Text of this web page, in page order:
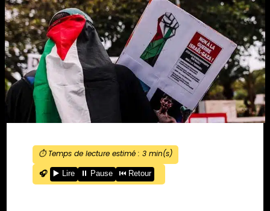
⏱️ Temps de lecture estimé : 3min(s)
🎧
▶️ Lire ⏸️ Pause ⏮️ Retour